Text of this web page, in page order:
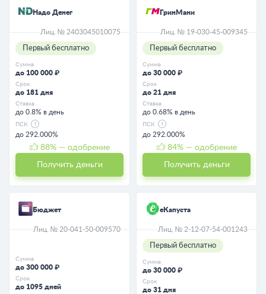
Надо Денег
Лиц. № 2403045010075
Первый бесплатно
Сумма
до 100 000 ₽
Срок
до 181 дня
Ставка
до 0.8% в день
ПСК
до 292.000%
88% — одобрение
Получить деньги
ГринМани
Лиц. № 19-030-45-009345
Первый бесплатно
Сумма
до 30 000 ₽
Срок
до 21 дня
Ставка
до 0.68% в день
ПСК
до 292.000%
84% — одобрение
Получить деньги
Бюджет
Лиц. № 20-041-50-009570
Сумма
до 300 000 ₽
Срок
до 1095 дней
еКапуста
Лиц. № 2-12-07-54-001243
Первый бесплатно
Сумма
до 30 000 ₽
Срок
до 31 дня